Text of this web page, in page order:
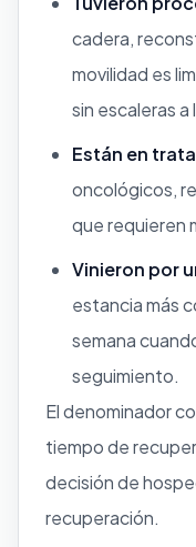
cadera,
movilidad es
sin escaleras
Están en
oncológicos,
que requieren
Vinieron por
estancia más
semana
seguimiento.
El denominador
tiempo de
decisión de
recuperación.